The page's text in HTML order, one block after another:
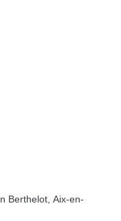
Berthelot, Aix-en-